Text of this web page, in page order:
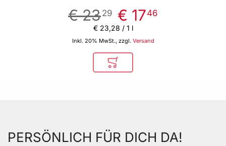
€ 1746
€ 2329
Inkl. 20% MwSt., zzgl. Versand
€ 23,28 / 1 l
In den Warenkorb
PERSÖNLICH FÜR DICH DA!